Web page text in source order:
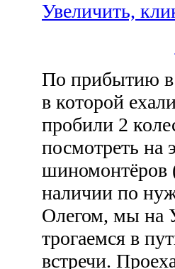
Увеличить,
По прибытию в
в которой
пробили 2
посмотреть на
шиномонтёров
наличии по
Олегом, мы на
трогаемся в
встречи.